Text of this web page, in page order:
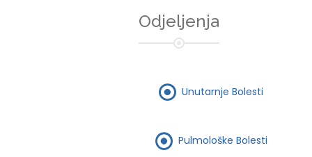
Odjeljenja
Unutarnje Bolesti
Pulmološke Bolesti